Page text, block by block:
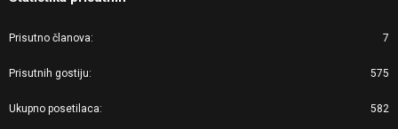
Prisutno članova 7
Prisutnih gostiju 575
Ukupno posetilaca 582